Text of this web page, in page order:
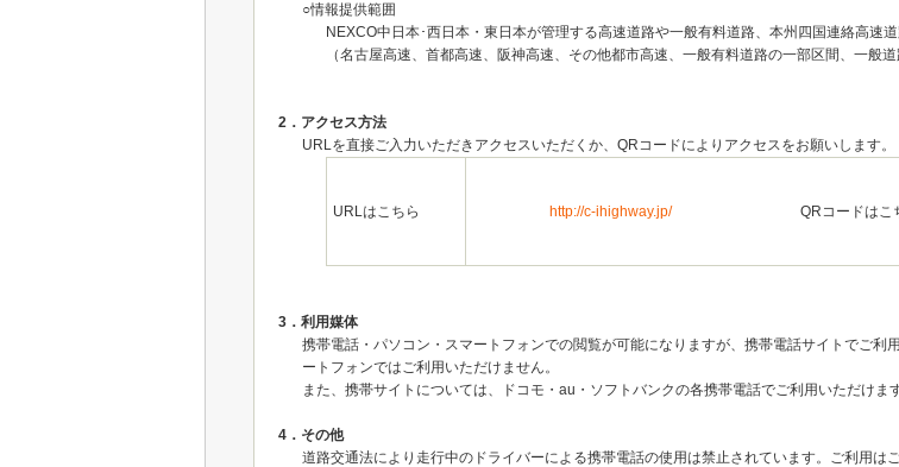
○情報提供範囲
NEXCO中日本･西日本・東日本が管理する高速道路や一般有料道路、本州四国連絡高速
（名古屋高速、首都高速、阪神高速、その他都市高速、一般有料道路の一部区間、一般道
2．アクセス方法
URLを直接ご入力いただきアクセスいただくか、QRコードによりアクセスをお願いします。
URLはこちら http://c-ihighway.jp/QRコードはこち
3．利用媒体
携帯電話・パソコン・スマートフォンでの閲覧が可能になりますが、携帯電話サイトでご
ートフォンではご利用いただけません。
また、携帯サイトについては、ドコモ・au・ソフトバンクの各携帯電話でご利用いただけます
4．その他
道路交通法により走行中のドライバーによる携帯電話の使用は禁止されています。ご利用